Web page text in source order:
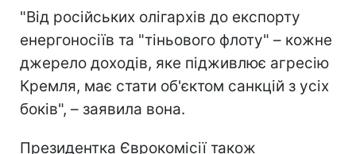
"Від російських олігархів до експорту
енергоносіїв та "тіньового флоту" – кожне
джерело доходів, яке підживлює агресію
Кремля, має стати об'єктом санкцій з усіх
боків", – заявила вона.
Президентка Єврокомісії також